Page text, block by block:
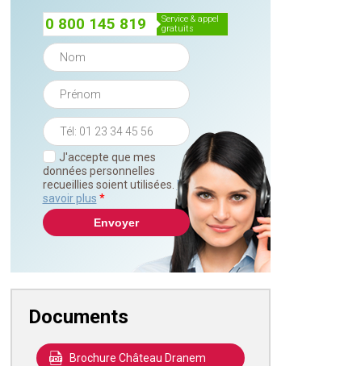
0 800 145 819
service & appel
gratuits
J'accepte que mes
données personnelles
recueillies soient utilisées. En
savoir plus *
Documents
Brochure Château Dranem